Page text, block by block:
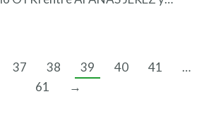
37 38 39 40 41
…
61
→